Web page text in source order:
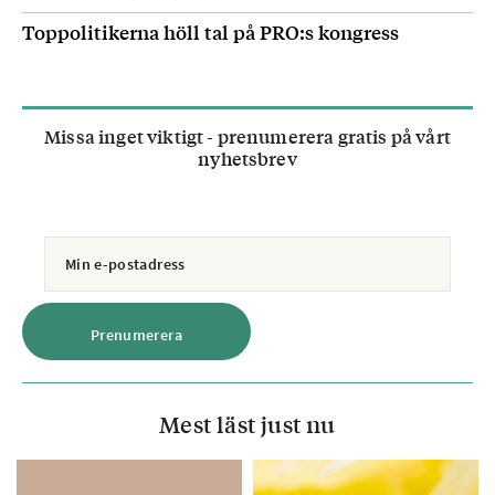
Toppolitikerna höll tal på PRO:s kongress
Missa inget viktigt - prenumerera gratis på vårt
nyhetsbrev
Mest läst just nu